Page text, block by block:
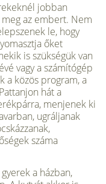
jobban
az embert. Nem
le, hogy
őket
is szükségük van
vagy a számítógép
a közös program, a
hát a
menjenek ki
ugráljanak
száma
a házban,